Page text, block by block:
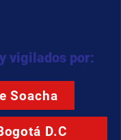
vigilados por:
Soacha
D.C